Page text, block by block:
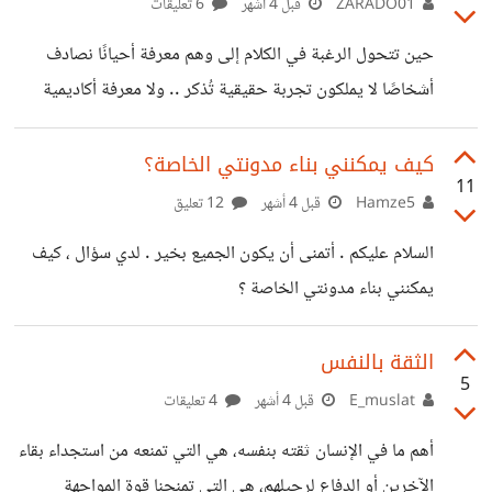
قبل 4 أشهر
حين تتحول الرغبة في الكلام إلى وهم معرفة أحيانًا نصادف
أشخاصًا لا يملكون تجربة حقيقية تُذكر .. ولا معرفة أكاديمية
واضحة .. ومع ذلك لديهم دافع قوي لمشاركة “خبراتهم ” مع
الآخرين. السؤال هنا: ماذا نُسمي هذا السلوك؟ المشكلة ليست في
الرغبة بالمشاركة بحد ذاتها .. بل في غياب الأساس الذي تُبنى
شخصية .. بل هي نتاج تجربة .. أو دراسة .. أو حتى بحث جاد
ومحاولة مستمرة للفهم. الأكثر
11
كيف يمكنني بناء مدونتي الخاصة؟
قبل 4 أشهر
السلام عليكم . أتمنى أن يكون الجميع بخير . لدي سؤال ، كيف
يمكنني بناء مدونتي الخاصة ؟
5
الثقة بالنفس
قبل 4 أشهر
أهم ما في الإنسان ثقته بنفسه، هي التي تمنعه من استجداء بقاء